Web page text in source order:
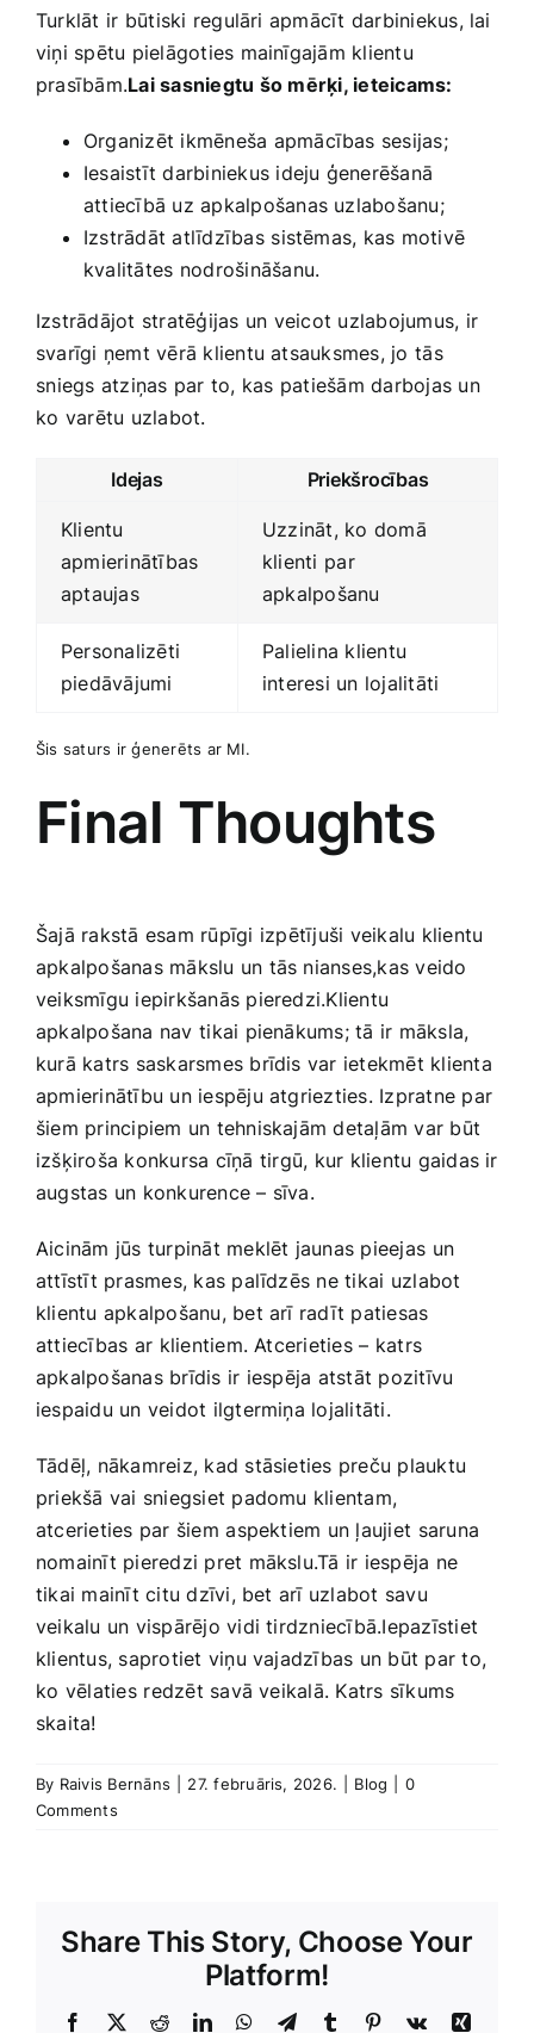
Turklāt⁢ ir būtiski regulāri apmācīt darbiniekus, lai
viņi spētu pielāgoties mainīgajām klientu
prasībām.Lai sasniegtu⁣ šo mērķi, ieteicams:
Organizēt ikmēneša apmācības sesijas;
Iesaistīt darbiniekus ideju ģenerēšanā
attiecībā uz apkalpošanas uzlabošanu;
Izstrādāt atlīdzības⁤ sistēmas, kas motivē
kvalitātes ⁢nodrošināšanu.
Izstrādājot stratēģijas un ⁣veicot uzlabojumus, ir
svarīgi ņemt vērā klientu atsauksmes, jo⁢ tās
⁣sniegs atziņas par to, kas ⁣patiešām darbojas‍ un
ko⁤ varētu uzlabot.
Idejas Priekšrocības
Klientu
apmierinātības
aptaujas
Uzzināt, ko domā
klienti ⁢par
apkalpošanu
Personalizēti
piedāvājumi
Palielina klientu​
interesi un‍ lojalitāti
Šis saturs ir ģenerēts ar MI.
Final Thoughts
Šajā rakstā esam rūpīgi ⁢izpētījuši veikalu klientu
apkalpošanas mākslu un tās nianses,kas veido
veiksmīgu iepirkšanās pieredzi.Klientu
‌apkalpošana nav ⁤tikai pienākums; tā‌ ir māksla,
kurā katrs saskarsmes brīdis var ​ietekmēt klienta
apmierinātību un iespēju atgriezties. ​Izpratne ‍par
šiem principiem un tehniskajām detaļām var būt
izšķiroša konkursa cīņā ⁣tirgū, kur klientu gaidas ir
augstas un konkurence –‍ sīva.
Aicinām jūs turpināt meklēt jaunas pieejas ⁣un
attīstīt prasmes, kas palīdzēs ne tikai ⁢uzlabot
klientu apkalpošanu, bet arī radīt patiesas
attiecības ar ⁣klientiem. Atcerieties ⁢– katrs
apkalpošanas brīdis ⁤ir iespēja atstāt pozitīvu
iespaidu un veidot ilgtermiņa lojalitāti.
Tādēļ, nākamreiz, kad stāsieties preču plauktu ​
priekšā‌ vai sniegsiet padomu klientam,
atcerieties par šiem⁣ aspektiem un ļaujiet ⁢saruna
nomainīt pieredzi pret mākslu.Tā ir iespēja ne⁣
tikai‍ mainīt ​citu dzīvi, bet arī uzlabot savu
veikalu un vispārējo vidi​ tirdzniecībā.Iepazīstiet
klientus, saprotiet viņu vajadzības un būt par to,
ko ⁢vēlaties ⁤redzēt savā veikalā.‌ Katrs sīkums
skaita!
By Raivis Bernāns 27. februāris, 2026. Blog
0
Comments
Share This Story, Choose Your
Platform!
Facebook
X RedditLinkedInWhatsApp
TelegramTumblr Pinterest
Vk
Xing